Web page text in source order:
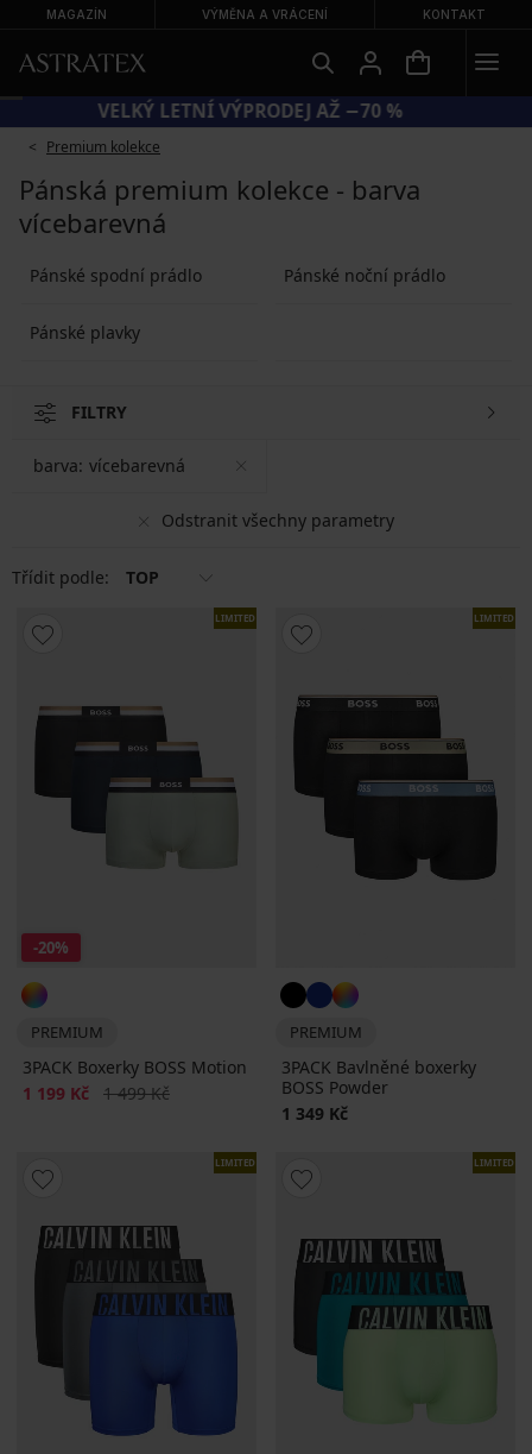
MAGAZÍN VÝMĚNA A VRÁCENÍ KONTAKT
VELKÝ LETNÍ VÝPRODEJ AŽ −70 %
Premium kolekce
Pánská premium kolekce - barva
vícebarevná
Pánské spodní prádlo Pánské noční prádlo
Pánské plavky
FILTRY
Odstranit všechny parametry
barva: vícebarevná
Třídit podle: TOP
LIMITED
-20%
PREMIUM
3PACK Boxerky BOSS Motion
Sleva
1 199 Kč Původní cena
1 499 Kč
LIMITED
PREMIUM
3PACK Bavlněné boxerky
BOSS Powder
1 349 Kč
LIMITED LIMITED